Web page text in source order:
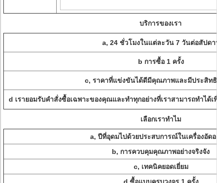
บริการของเรา
a, 24 ชั่วโมงในแต่ละวัน 7 วันต่อสัปดา
b การซื้อ 1 ครั้ง
c, ราคาที่แข่งขันได้ดีมีคุณภาพและมีประสิท
d เรายอมรับคำสั่งซื้อเฉพาะของคุณและทำทุกอย่างที่เราสามารถทำได้
เลือกเราทำไม
a, ปีที่อุดมไปด้วยประสบการณ์ในเครื่องอัด
b, การควบคุมคุณภาพอย่างจริงจัง
c, เทคนิคยอดเยี่ยม